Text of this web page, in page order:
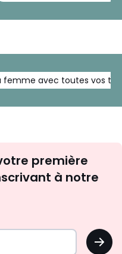
femme avec toutes vos
première
à notre
OK